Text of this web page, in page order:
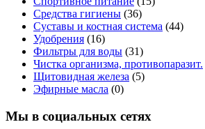
Средства гигиены (36)
Суставы и костная система (44)
Удобрения (16)
Фильтры для воды (31)
Чистка организма, противопаразит.
Щитовидная железа (5)
Эфирные масла (0)
Мы в социальных сетях